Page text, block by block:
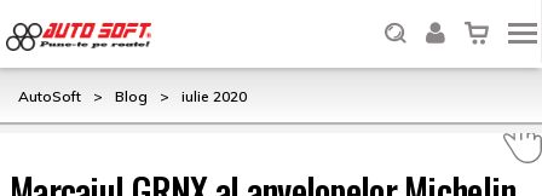
AutoSoft > Blog > iulie 2020